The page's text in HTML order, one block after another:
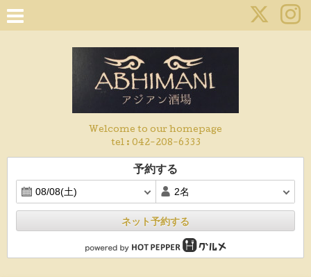
Welcome to our homepage
tel : 042-208-6333
予約する
ネット予約する